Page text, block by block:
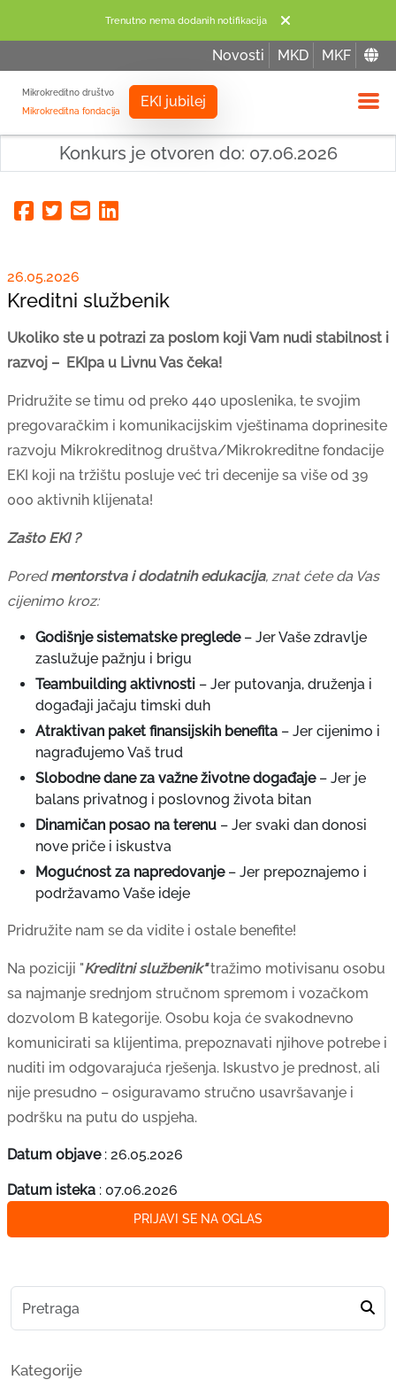
Trenutno nema dodanih notifikacija
Novosti MKD MKF
Mikrokreditno društvo
Mikrokreditna fondacija
EKI jubilej
Konkurs je otvoren do: 07.06.2026
Facebook
TwitterEmailLinkedin
26.05.2026
Kreditni službenik
Ukoliko ste u potrazi za poslom koji Vam nudi stabilnost i
razvoj – EKIpa u Livnu Vas čeka!
Pridružite se timu od preko 440 uposlenika, te svojim
pregovaračkim i komunikacijskim vještinama doprinesite
razvoju Mikrokreditnog društva/Mikrokreditne fondacije
EKI koji na tržištu posluje već tri decenije sa više od 39
000 aktivnih klijenata!
Zašto EKI ?
Pored mentorstva i dodatnih edukacija, znat ćete da Vas
cijenimo kroz:
Godišnje sistematske preglede – Jer Vaše zdravlje
zaslužuje pažnju i brigu
Teambuilding aktivnosti – Jer putovanja, druženja i
događaji jačaju timski duh
Atraktivan paket finansijskih benefita – Jer cijenimo i
nagrađujemo Vaš trud
Slobodne dane za važne životne događaje – Jer je
balans privatnog i poslovnog života bitan
Dinamičan posao na terenu – Jer svaki dan donosi
nove priče i iskustva
Mogućnost za napredovanje – Jer prepoznajemo i
podržavamo Vaše ideje
Pridružite nam se da vidite i ostale benefite!
Na poziciji "Kreditni službenik" tražimo motivisanu osobu
sa najmanje srednjom stručnom spremom i vozačkom
dozvolom B kategorije. Osobu koja će svakodnevno
komunicirati sa klijentima, prepoznavati njihove potrebe i
nuditi im odgovarajuća rješenja. Iskustvo je prednost, ali
nije presudno – osiguravamo stručno usavršavanje i
podršku na putu do uspjeha.
Datum objave: 26.05.2026
Datum isteka : 07.06.2026
PRIJAVI SE NA OGLAS
Kategorije